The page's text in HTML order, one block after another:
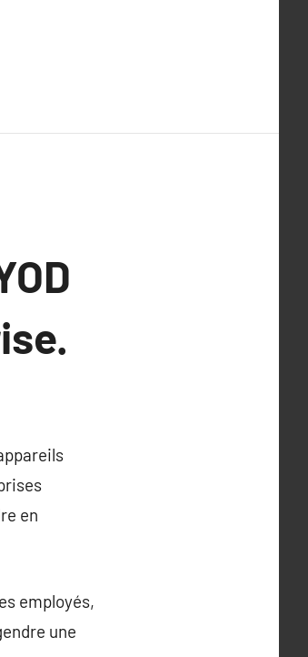
en
employés,
une